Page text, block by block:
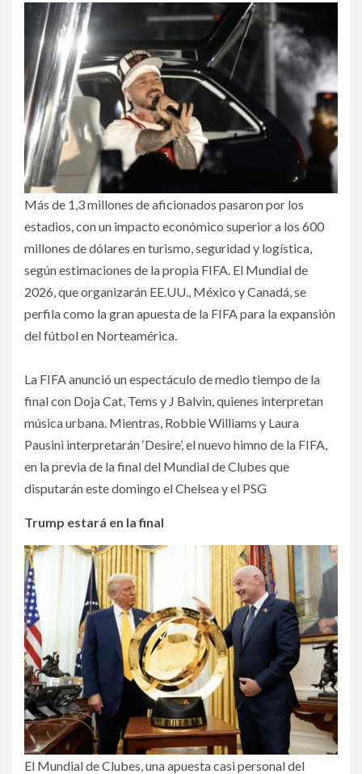
Más de 1,3 millones de aficionados pasaron por los
estadios, con un impacto económico superior a los 600
millones de dólares en turismo, seguridad y logística,
según estimaciones de la propia FIFA. El Mundial de
2026, que organizarán EE.UU., México y Canadá, se
perfila como la gran apuesta de la FIFA para la expansión
del fútbol en Norteamérica.
La FIFA anunció un espectáculo de medio tiempo de la
final con Doja Cat, Tems y J Balvin, quienes interpretan
música urbana. Mientras, Robbie Williams y Laura
Pausini interpretarán ‘Desire’, el nuevo himno de la FIFA,
en la previa de la final del Mundial de Clubes que
disputarán este domingo el Chelsea y el PSG
Trump estará en la final
El Mundial de Clubes, una apuesta casi personal del